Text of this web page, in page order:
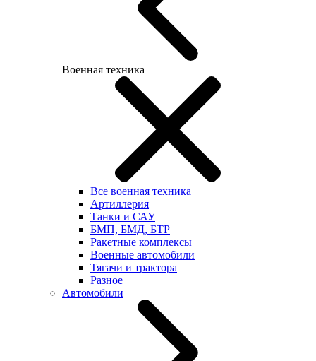
Военная техника
Все военная техника
Артиллерия
Танки и САУ
БМП, БМД, БТР
Ракетные комплексы
Военные автомобили
Тягачи и трактора
Разное
Автомобили